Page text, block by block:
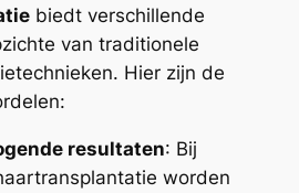
biedt verschillende
van traditionele
Hier zijn de
resultaten: Bij
worden